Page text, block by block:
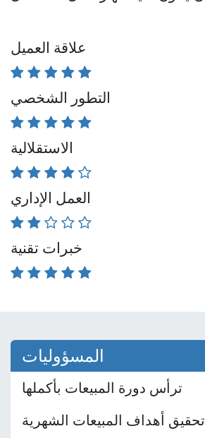
علاقة العميل
التطور الشخصي
الاستقلالية
العمل الإداري
خبرات تقنية
المسؤوليات
ترأس دورة المبيعات بأكملها
تحقيق أهداف المبيعات الشهرية